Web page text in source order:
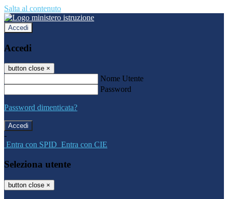
Salta al contenuto
Accedi
Accedi
button close ×
Nome Utente
Password
Password dimenticata?
-
Entra con SPID Entra con CIE
Seleziona utente
button close ×